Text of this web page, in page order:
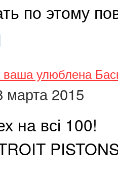
по этому
улюблена
марта 2015
на всі 100!